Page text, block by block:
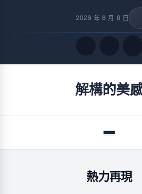
2026 年 8 月 8 日
解構的美
Menu
熱力再現